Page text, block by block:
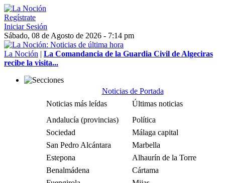
Regístrate
Iniciar Sesión
Sábado, 08 de Agosto de 2026 - 7:14 pm
La Noción | La Comandancia de la Guardia Civil de Algeciras
recibe la visita...
Noticias de Portada
Noticias más leídas
Últimas noticias
Andalucía (provincias)
Política
Sociedad
Málaga capital
San Pedro Alcántara
Marbella
Estepona
Alhaurín de la Torre
Benalmádena
Cártama